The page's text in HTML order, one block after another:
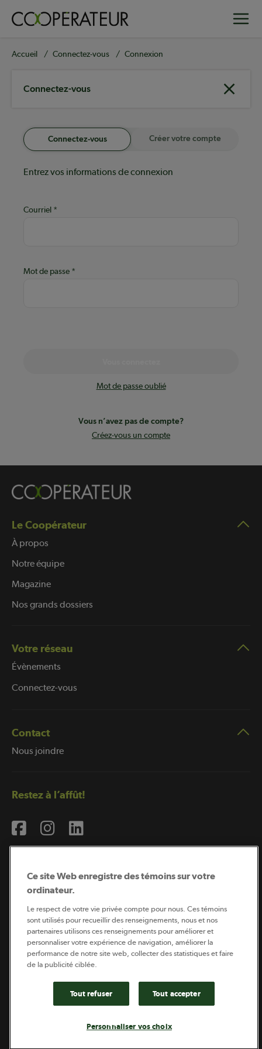
principal
Fil
Accueil Connectez-vous Connexion
Connectez-vous
Connectez-vous Créer votre compte
Entrez vos informations de connexion
Courriel
Mot de passe
Mot de passe oublié
Vous n’avez pas de compte?
Créez-vous un compte
Le Coopérateur
À propos
Notre équipe
Magazine
Nos grands dossiers
Votre réseau
Évènements
Connectez-vous
Contact
Nous joindre
Restez à l’affût!
Coopérateur est publié par Sollio Groupe Coopératif.
Il est l’outil d’information de la coopération agricole
québécoise.
Ce site Web enregistre des témoins sur votre
ordinateur.
Le respect de votre vie privée compte pour nous. Ces témoins
sont utilisés pour recueillir des renseignements, nous et nos
partenaires utilisons ces renseignements pour améliorer et
personnaliser votre expérience de navigation, améliorer la
performance de notre site web, collecter des statistiques et faire
de la publicité ciblée.
Tout refuser Tout accepter
Personnaliser vos choix